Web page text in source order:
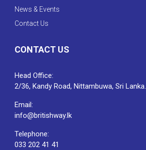
News & Events
Contact Us
CONTACT US
Head Office:
2/36, Kandy Road, Nittambuwa, Sri Lanka.
Email:
info@britishway.lk
Telephone:
033 202 41 41